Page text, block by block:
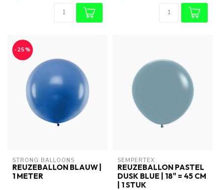
-25%
STRONG BALLOONS
REUZEBALLON BLAUW |
1 METER
SEMPERTEX
REUZEBALLON PASTEL
DUSK BLUE | 18" = 45 CM
| 1 STUK